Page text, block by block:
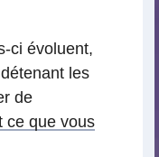
ci évoluent,
les
de
ce que vous